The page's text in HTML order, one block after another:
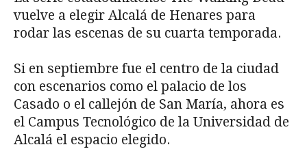
vuelve a elegir Alcalá de Henares para
rodar las escenas de su cuarta temporada.
Si en septiembre fue el centro de la ciudad
con escenarios como el palacio de los
Casado o el callejón de San María, ahora es
el Campus Tecnológico de la Universidad de
Alcalá el espacio elegido.